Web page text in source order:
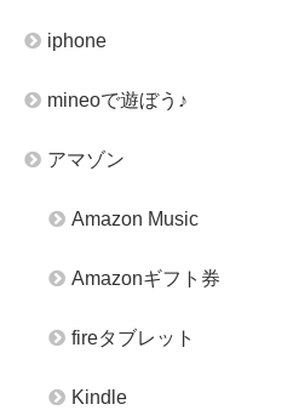
iphone
mineoで遊ぼう♪
アマゾン
Amazon Music
Amazonギフト券
fireタブレット
Kindle